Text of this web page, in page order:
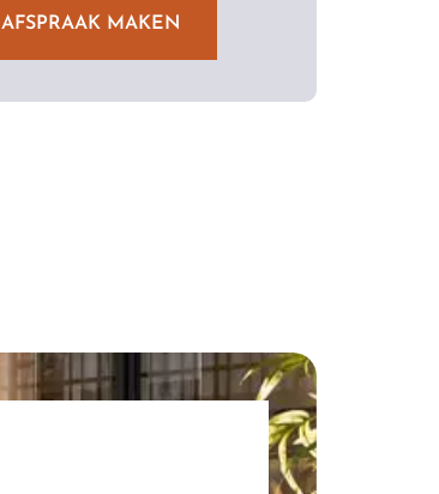
AFSPRAAK MAKEN